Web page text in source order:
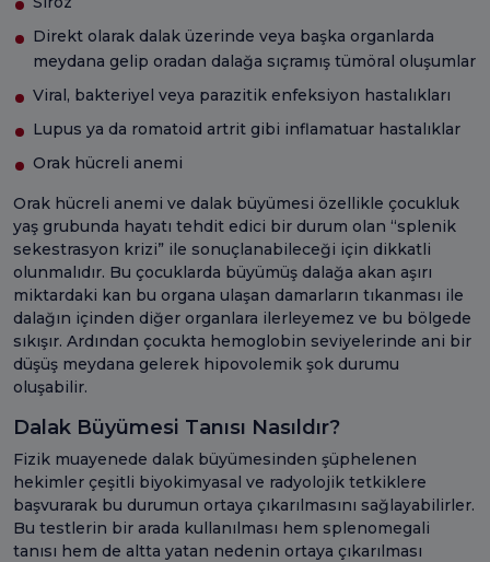
Direkt olarak dalak üzerinde veya başka organlarda
meydana gelip oradan dalağa sıçramış tümöral oluşumlar
Viral, bakteriyel veya parazitik enfeksiyon hastalıkları
Lupus ya da romatoid artrit gibi inflamatuar hastalıklar
Orak hücreli anemi
Orak hücreli anemi ve dalak büyümesi özellikle çocukluk
yaş grubunda hayatı tehdit edici bir durum olan “splenik
sekestrasyon krizi” ile sonuçlanabileceği için dikkatli
olunmalıdır. Bu çocuklarda büyümüş dalağa akan aşırı
miktardaki kan bu organa ulaşan damarların tıkanması ile
dalağın içinden diğer organlara ilerleyemez ve bu bölgede
sıkışır. Ardından çocukta hemoglobin seviyelerinde ani bir
düşüş meydana gelerek hipovolemik şok durumu
oluşabilir.
Dalak Büyümesi Tanısı Nasıldır?
Fizik muayenede dalak büyümesinden şüphelenen
hekimler çeşitli biyokimyasal ve radyolojik tetkiklere
başvurarak bu durumun ortaya çıkarılmasını sağlayabilirler.
Bu testlerin bir arada kullanılması hem splenomegali
tanısı hem de altta yatan nedenin ortaya çıkarılması